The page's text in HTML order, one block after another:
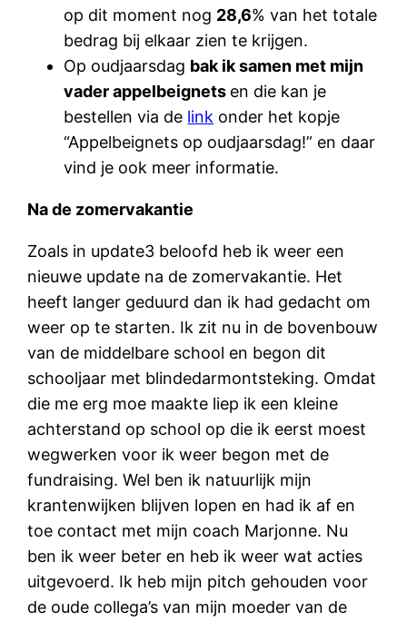
op dit moment nog 28,6% van het totale
bedrag bij elkaar zien te krijgen.
Op oudjaarsdag bak ik samen met mijn
vader appelbeignets en die kan je
bestellen via de link onder het kopje
“Appelbeignets op oudjaarsdag!” en daar
vind je ook meer informatie.
Na de zomervakantie
Zoals in update3 beloofd heb ik weer een
nieuwe update na de zomervakantie. Het
heeft langer geduurd dan ik had gedacht om
weer op te starten. Ik zit nu in de bovenbouw
van de middelbare school en begon dit
schooljaar met blindedarmontsteking. Omdat
die me erg moe maakte liep ik een kleine
achterstand op school op die ik eerst moest
wegwerken voor ik weer begon met de
fundraising. Wel ben ik natuurlijk mijn
krantenwijken blijven lopen en had ik af en
toe contact met mijn coach Marjonne. Nu
ben ik weer beter en heb ik weer wat acties
uitgevoerd. Ik heb mijn pitch gehouden voor
de oude collega’s van mijn moeder van de